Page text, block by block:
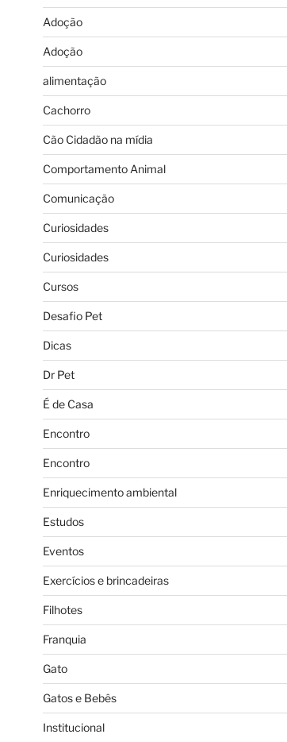
Adoção
Adoção
alimentação
Cachorro
Cão Cidadão na mídia
Comportamento Animal
Comunicação
Curiosidades
Curiosidades
Cursos
Desafio Pet
Dicas
Dr Pet
É de Casa
Encontro
Encontro
Enriquecimento ambiental
Estudos
Eventos
Exercícios e brincadeiras
Filhotes
Franquia
Gato
Gatos e Bebês
Institucional